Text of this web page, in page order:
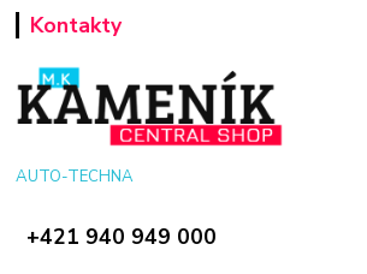
Kontakty
AUTO-TECHNA
+421 940 949 000